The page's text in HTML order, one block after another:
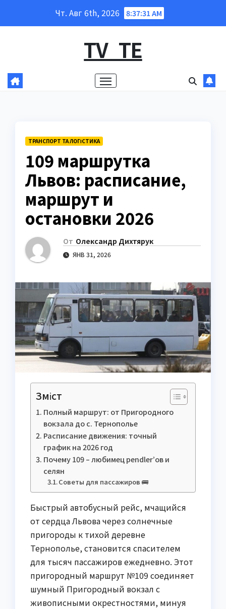
Чт. Авг 6th, 2026 8:37:32 AM
TV_TE
ТРАНСПОРТ ТА ЛОГІСТИКА
109 маршрутка
Львов: расписание,
маршрут и
остановки 2026
От Олександр Дихтярук
ЯНВ 31, 2026
Зміст
Полный маршрут: от Пригородного
вокзала до с. Тернополье
Расписание движения: точный
график на 2026 год
Почему 109 – любимец pendler’ов и
селян
Советы для пассажиров 🚌
Быстрый автобусный рейс, мчащийся
от сердца Львова через солнечные
пригороды к тихой деревне
Тернополье, становится спасителем
для тысяч пассажиров ежедневно. Этот
пригородный маршрут №109 соединяет
шумный Пригородный вокзал с
живописными окрестностями, минуя